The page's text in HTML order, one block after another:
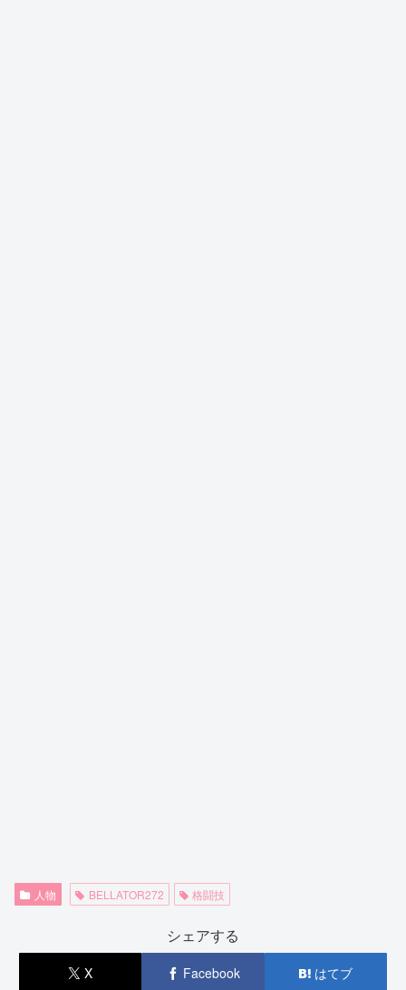
人物 BELLATOR272 格闘技
シェアする
X Facebook はてブ